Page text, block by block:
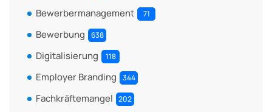
Bewerbermanagement 71
Bewerbung 638
Digitalisierung 118
Employer Branding 344
Fachkräftemangel 202